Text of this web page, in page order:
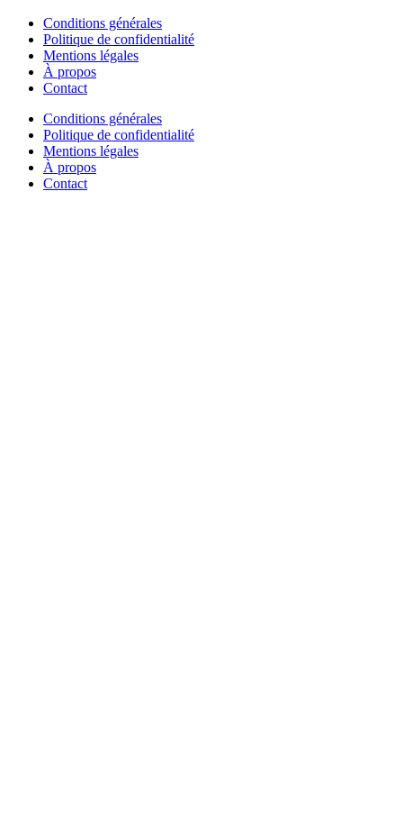
Conditions générales
Politique de confidentialité
Mentions légales
À propos
Contact
Conditions générales
Politique de confidentialité
Mentions légales
À propos
Contact